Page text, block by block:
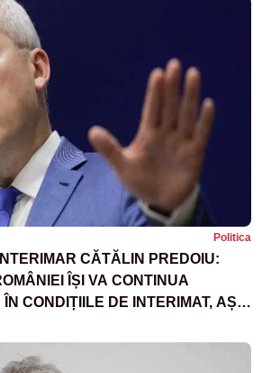
Politica
CĂTĂLIN PREDOIU:
ÎȘI VA CONTINUA
CONDIȚIILE DE INTERIMAT, AȘA